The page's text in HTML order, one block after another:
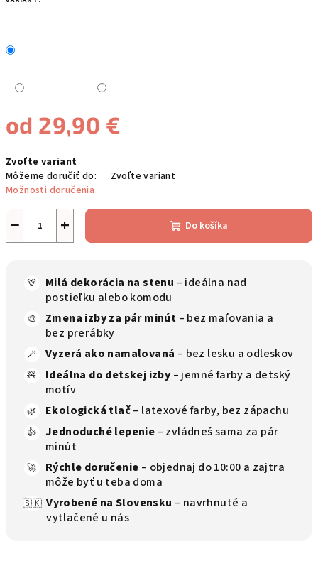
od 29,90 €
cena:
Zvoľte variant
Môžeme doručiť do:
Zvoľte variant
Možnosti doručenia
+
− Do košíka
🦒 Milá dekorácia na stenu – ideálna nad
postieľku alebo komodu
🎨 Zmena izby za pár minút – bez maľovania a
bez prerábky
🪄 Vyzerá ako namaľovaná – bez lesku a odleskov
🧸 Ideálna do detskej izby – jemné farby a detský
motív
🌿 Ekologická tlač– latexové farby, bez zápachu
👍 Jednoduché lepenie – zvládneš sama za pár
minút
🚀 Rýchle doručenie – objednaj do 10:00 a zajtra
môže byť u teba doma
🇸🇰 Vyrobené na Slovensku – navrhnuté a
vytlačené u nás